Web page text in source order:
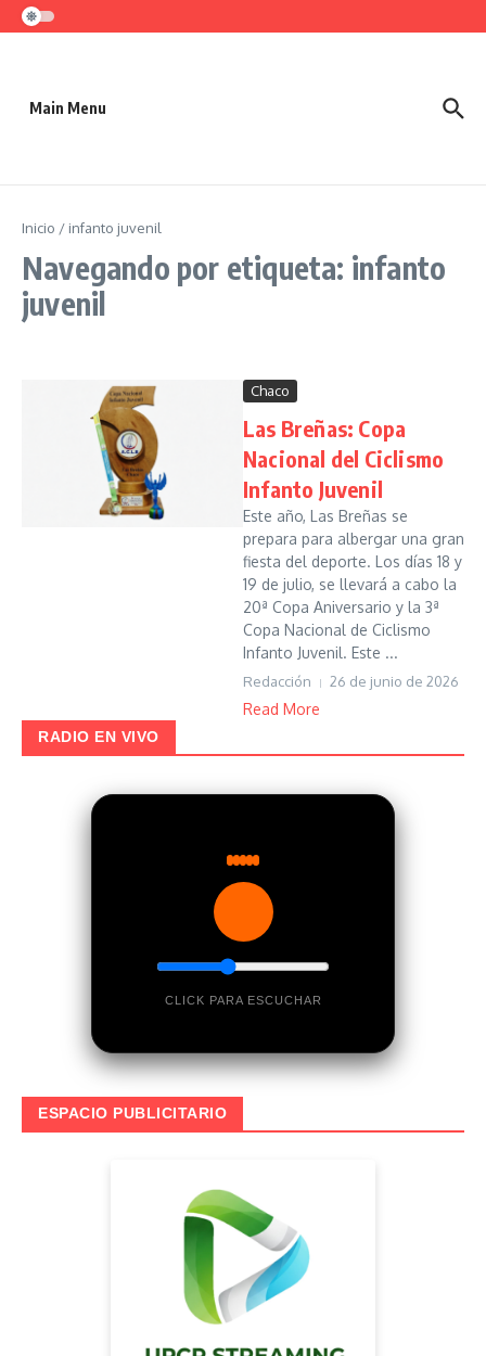
Saltar al contenido
Main Menu
Inicio / infanto juvenil
Navegando por etiqueta: infanto
juvenil
Chaco
Las Breñas: Copa
Nacional del Ciclismo
Infanto Juvenil
Este año, Las Breñas se
prepara para albergar una gran
fiesta del deporte. Los días 18 y
19 de julio, se llevará a cabo la
20ª Copa Aniversario y la 3ª
Copa Nacional de Ciclismo
Infanto Juvenil. Este ...
Redacción 26 de junio de 2026
Read More
RADIO EN VIVO
CLICK PARA ESCUCHAR
ESPACIO PUBLICITARIO